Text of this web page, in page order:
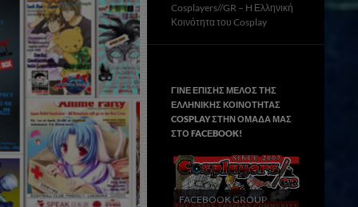
Cosplayers//GR – H Ελληνική
Κοινότητα του Cosplay
ΓΙΝΕ ΕΠΙΣΗΣ ΜΕΛΟΣ ΤΗΣ
ΕΛΛΗΝΙΚΗΣ ΚΟΙΝΟΤΗΤΑΣ
COSPLAY ΣΤΗΝ ΟΜΑΔΑ ΜΑΣ
ΣΤΟ FACΕBOOK!
FACEBOOK GROUP